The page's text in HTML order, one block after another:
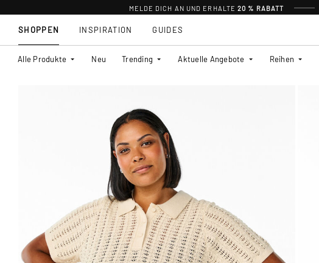
MELDE DICH AN UND ERHALTE20 % RABATT
SHOPPEN
Alle Produkte Neu Trending Aktuelle Angebote Reihen
INSPIRATION GUIDES